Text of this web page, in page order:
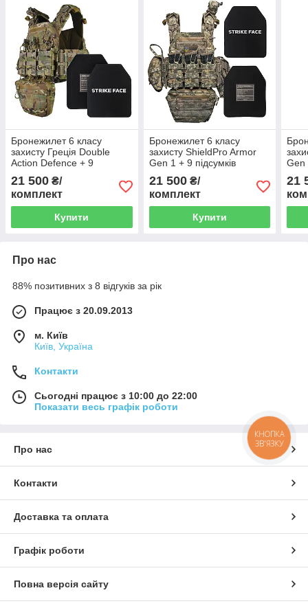
Бронежилет 6 класу
захисту Греція Double
Action Defence + 9
21 500 ₴/
комплект
Купити
Бронежилет 6 класу
захисту ShieldPro Armor
Gen 1 + 9 підсумків
21 500₴/
комплект
Купити
Gen
21
Про нас
88% позитивних з 8 відгуків за рік
Працює з 20.09.2013
м. Київ
Київ, Україна
Контакти
Сьогодні працює з 10:00 до 22:00
Показати весь графік роботи
Про нас
Контакти
Доставка та оплата
Графік роботи
Повна версія сайту
КНОПКА
ЗВ'ЯЗКУ